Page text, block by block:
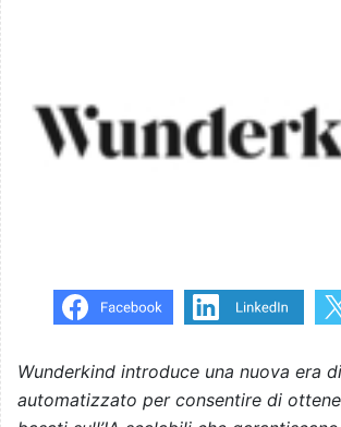
Wunderkind introduce una nuova era
automatizzato per consentire di